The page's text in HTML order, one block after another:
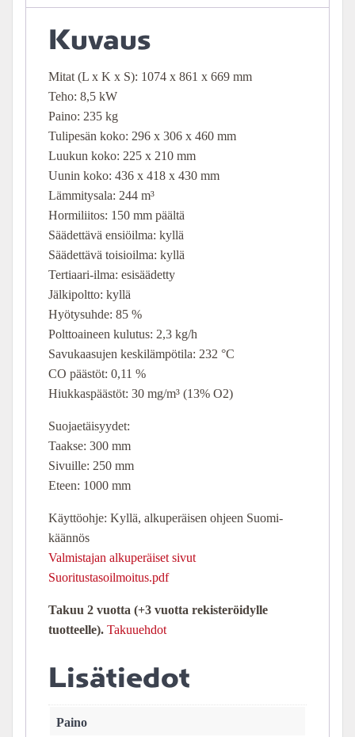
Kuvaus
Mitat (L x K x S): 1074 x 861 x 669 mm
Teho: 8,5 kW
Paino: 235 kg
Tulipesän koko: 296 x 306 x 460 mm
Luukun koko: 225 x 210 mm
Uunin koko: 436 x 418 x 430 mm
Lämmitysala: 244 m³
Hormiliitos: 150 mm päältä
Säädettävä ensiöilma: kyllä
Säädettävä toisioilma: kyllä
Tertiaari-ilma: esisäädetty
Jälkipoltto: kyllä
Hyötysuhde: 85 %
Polttoaineen kulutus: 2,3 kg/h
Savukaasujen keskilämpötila: 232 °C
CO päästöt: 0,11 %
Hiukkaspäästöt: 30 mg/m³ (13% O2)
Suojaetäisyydet:
Taakse: 300 mm
Sivuille: 250 mm
Eteen: 1000 mm
Käyttöohje: Kyllä, alkuperäisen ohjeen Suomi-
käännös
Valmistajan alkuperäiset sivut
Suoritustasoilmoitus.pdf
Takuu 2 vuotta (+3 vuotta rekisteröidylle
tuotteelle). Takuuehdot
Lisätiedot
Paino